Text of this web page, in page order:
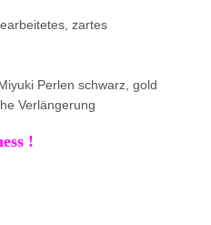
zartes
Perlen schwarz, gold
Verlängerung
!